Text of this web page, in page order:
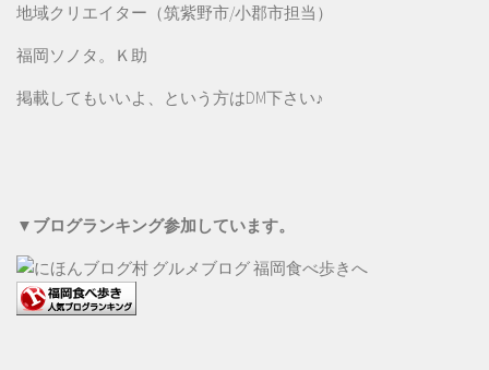
地域クリエイター（筑紫野市/小郡市担当）
福岡ソノタ。Ｋ助
掲載してもいいよ、という方はDM下さい♪
▼ブログランキング参加しています。